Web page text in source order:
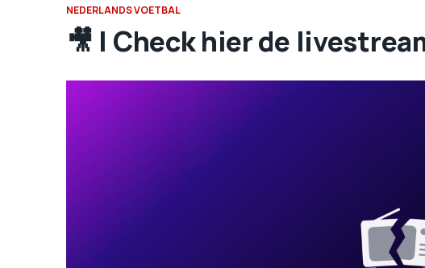
NEDERLANDS VOETBAL
🎥 | Check hier de